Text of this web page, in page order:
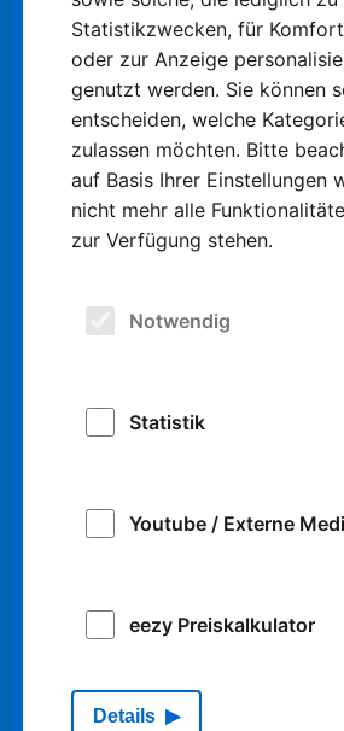
Ihre persönliche und telefonische
Fahrplanauskunft für Bus &
Stunden täglich, sieben Tage die
erreichbar. (Kostenfrei aus allen
Netzen).
Fahrplan
Ticket-Shop
Logistik
Datenschutz
Statistikzwecken, für
oder zur Anzeige
genutzt werden. Sie können
entscheiden, welche
zulassen möchten. Bitte
auf Basis Ihrer Einstellungen
nicht mehr alle
zur Verfügung stehen.
Notwendig
Statistik
Youtube / Externe
eezy Preiskalkulator
Details